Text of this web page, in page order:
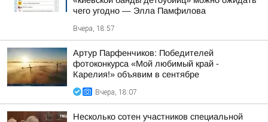
чего угодно — Элла Памфилова
Вчера, 18:57
Артур Парфенчиков: Победителей
фотоконкурса «Мой любимый край -
Карелия!» объявим в сентябре
Вчера, 18:07
Несколько сотен участников специальной